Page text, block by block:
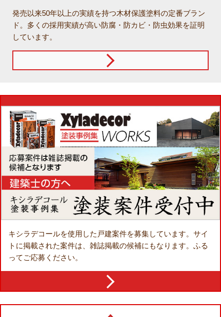
発売以来50年以上の実績を持つ木材保護塗料の定番ブラン
ド。多くの採用実績が高い防腐・防カビ・防虫効果を証明
しています。
キシラデコールを使用した戸建案件を募集しています。サイ
トに掲載された案件は、雑誌掲載の候補にもなります。ふる
ってご応募ください。